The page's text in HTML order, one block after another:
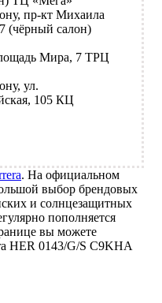
пр-кт Михаила
(чёрный салон)
Мира, 7 ТРЦ
ул.
105 КЦ
. На официальном
выбор брендовых
и солнцезащитных
пополняется
вы можете
HER 0143/G/S C9KHA